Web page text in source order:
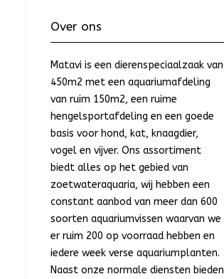
Over ons
Matavi is een dierenspeciaalzaak van
450m2 met een aquariumafdeling
van ruim 150m2, een ruime
hengelsportafdeling en een goede
basis voor hond, kat, knaagdier,
vogel en vijver. Ons assortiment
biedt alles op het gebied van
zoetwateraquaria, wij hebben een
constant aanbod van meer dan 600
soorten aquariumvissen waarvan we
er ruim 200 op voorraad hebben en
iedere week verse aquariumplanten.
Naast onze normale diensten bieden